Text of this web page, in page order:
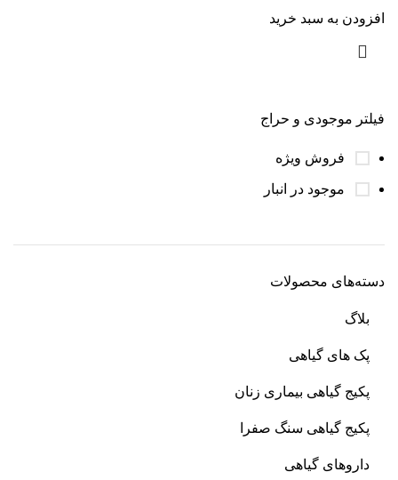
فیلتر موجودی و حراج
فروش ویژه
موجود در انبار
دسته‌های محصولات
بلاگ
پک های گیاهی
پکیج گیاهی بیماری زنان
پکیج گیاهی سنگ صفرا
داروهای گیاهی
افزودن به سبد خرید